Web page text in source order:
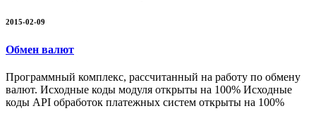
2015-02-09
Обмен валют
Программный комплекс, рассчитанный на работу по обмену
валют. Исходные коды модуля открыты на 100% Исходные
коды API обработок платежных систем открыты на 100%